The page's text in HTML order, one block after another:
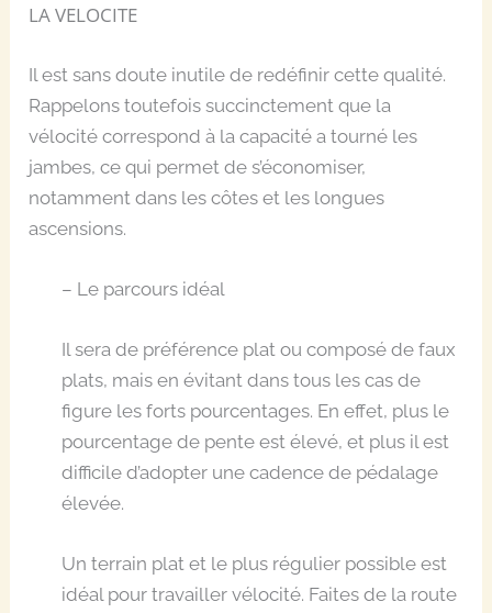
LA VELOCITE
Il est sans doute inutile de redéfinir cette qualité.
Rappelons toutefois succinctement que la
vélocité correspond à la capacité a tourné les
jambes, ce qui permet de s’économiser,
notamment dans les côtes et les longues
ascensions.
– Le parcours idéal
Il sera de préférence plat ou composé de faux
plats, mais en évitant dans tous les cas de
figure les forts pourcentages. En effet, plus le
pourcentage de pente est élevé, et plus il est
difficile d’adopter une cadence de pédalage
élevée.
Un terrain plat et le plus régulier possible est
idéal pour travailler vélocité. Faites de la route